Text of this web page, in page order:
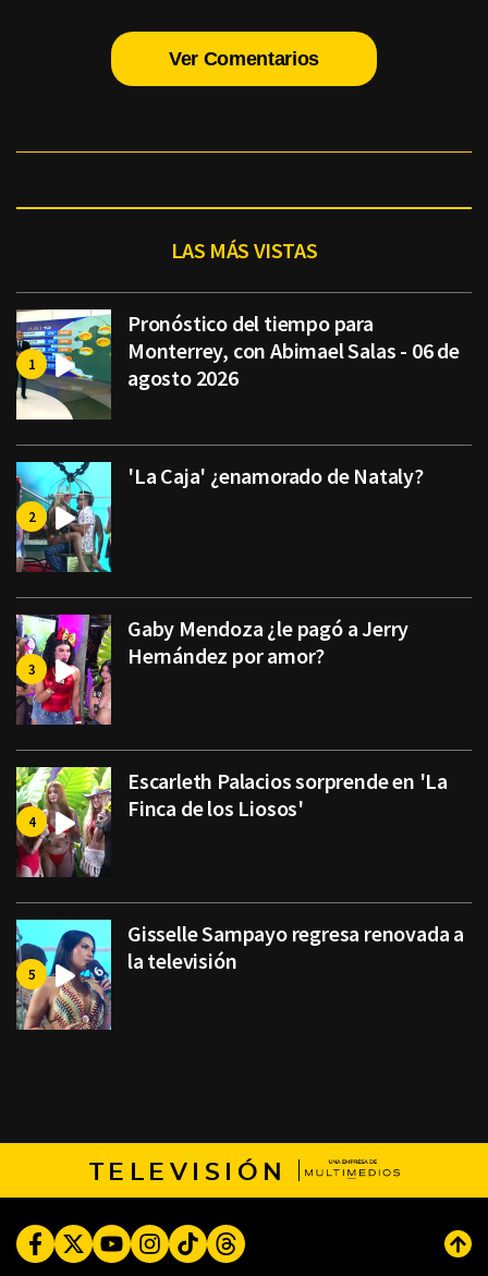
Ver Comentarios
LAS MÁS VISTAS
Pronóstico del tiempo para
Monterrey, con Abimael Salas - 06 de
agosto 2026
'La Caja' ¿enamorado de Nataly?
Gaby Mendoza ¿le pagó a Jerry
Hernández por amor?
Escarleth Palacios sorprende en 'La
Finca de los Liosos'
Gisselle Sampayo regresa renovada a
la televisión
TELEVISIÓN
FacebookTwitterYoutubeInstagram
TikTokThreads